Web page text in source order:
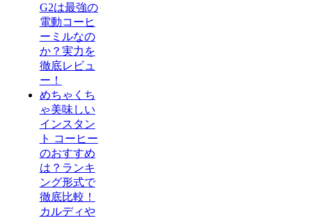
G2は最強の
電動コーヒ
ーミルなの
か？実力を
徹底レビュ
ー！
めちゃくち
ゃ美味しい
インスタン
ト コーヒー
のおすすめ
は？ランキ
ング形式で
徹底比較！
カルディや